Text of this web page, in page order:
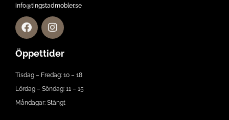
info@tingstadmobler.se
Öppettider
Tisdag – Fredag: 10 – 18
Lördag – Söndag: 11 – 15
Måndagar: Stängt